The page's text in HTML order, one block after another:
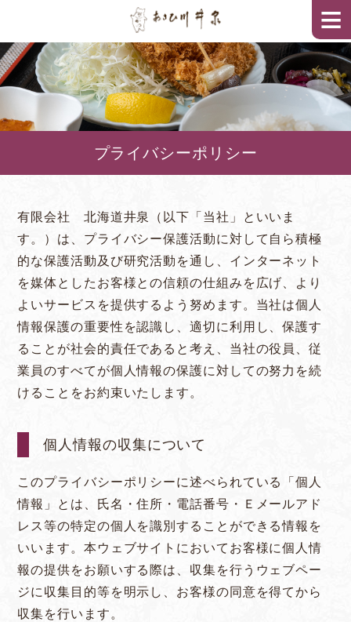
≡
プライバシーポリシー
有限会社 北海道井泉（以下「当社」といいま
す。）は、プライバシー保護活動に対して自ら積極
的な保護活動及び研究活動を通し、インターネット
を媒体としたお客様との信頼の仕組みを広げ、より
よいサービスを提供するよう努めます。当社は個人
情報保護の重要性を認識し、適切に利用し、保護す
ることが社会的責任であると考え、当社の役員、従
業員のすべてが個人情報の保護に対しての努力を続
けることをお約束いたします。
個人情報の収集について
このプライバシーポリシーに述べられている「個人
情報」とは、氏名・住所・電話番号・Ｅメールアド
レス等の特定の個人を識別することができる情報を
いいます。本ウェブサイトにおいてお客様に個人情
報の提供をお願いする際は、収集を行うウェブペー
ジに収集目的等を明示し、お客様の同意を得てから
収集を行います。